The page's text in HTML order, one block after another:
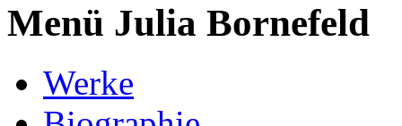
Menü Julia Bornefeld
Werke